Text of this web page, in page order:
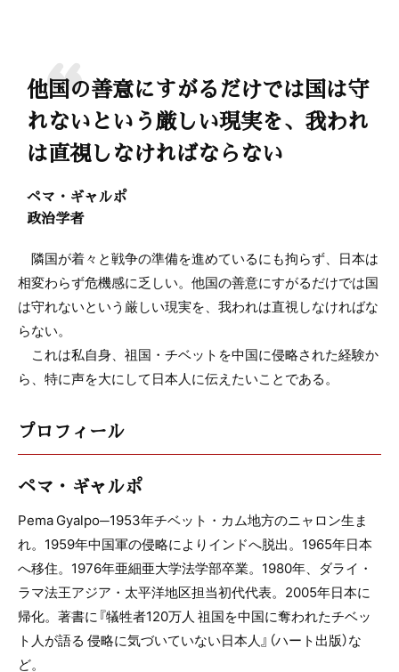
他国の善意にすがるだけでは国は守
れないという厳しい現実を、我われ
は直視しなければならない
ペマ・ギャルポ
政治学者
隣国が着々と戦争の準備を進めているにも拘らず、日本は
相変わらず危機感に乏しい。他国の善意にすがるだけでは国
は守れないという厳しい現実を、我われは直視しなければな
らない。
これは私自身、祖国・チベットを中国に侵略された経験か
ら、特に声を大にして日本人に伝えたいことである。
プロフィール
ペマ・ギャルポ
Pema Gyalpo─1953年チベット・カム地方のニャロン生ま
れ。1959年中国軍の侵略によりインドへ脱出。1965年日本
へ移住。1976年亜細亜大学法学部卒業。1980年、ダライ・
ラマ法王アジア・太平洋地区担当初代代表。2005年日本に
帰化。著書に『犠牲者120万人 祖国を中国に奪われたチベッ
ト人が語る 侵略に気づいていない日本人』（ハート出版）な
ど。